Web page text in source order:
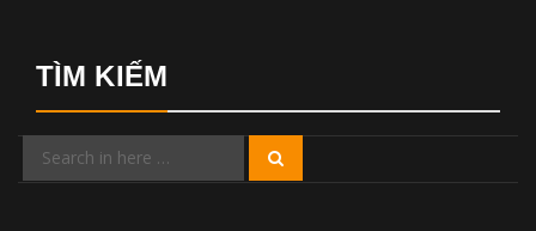
TÌM KIẾM
Search